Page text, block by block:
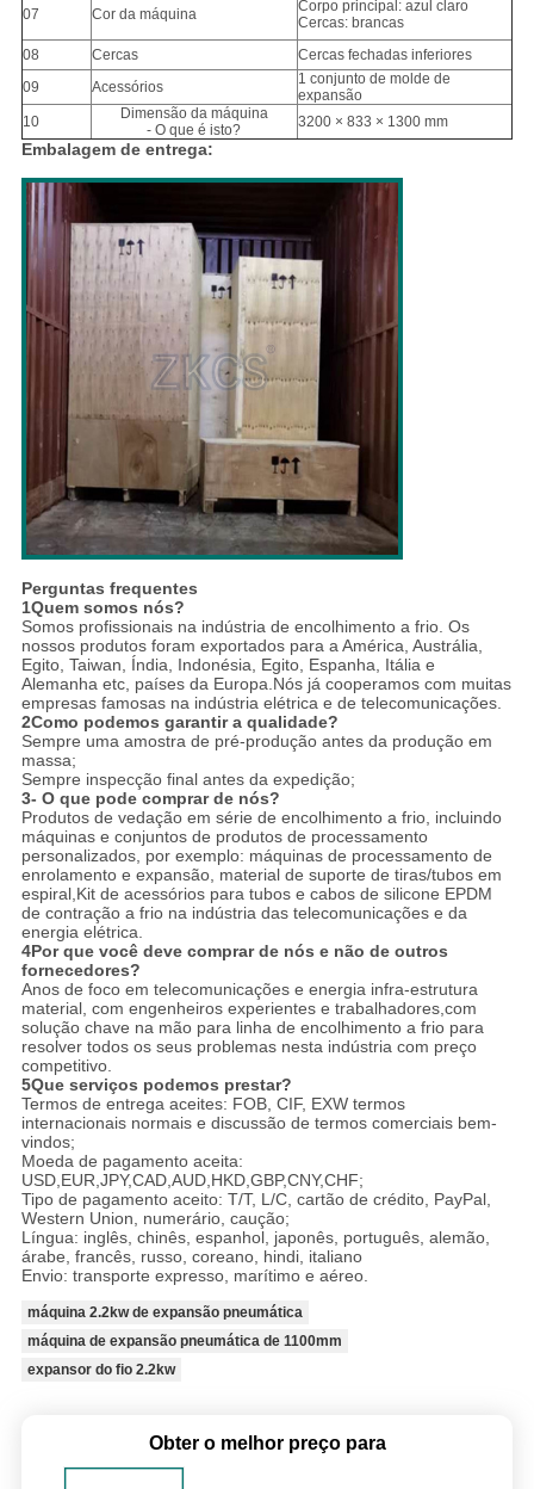
07 Cor da máquina
Corpo principal: azul claro
Cercas: brancas
08
Cercas
Cercas fechadas inferiores
09
Acessórios
1 conjunto de molde de
expansão
10
Dimensão da máquina
- O que é isto?
3200 × 833 × 1300 mm
Embalagem de entrega:
Perguntas frequentes
1Quem somos nós?
Somos profissionais na indústria de encolhimento a frio. Os
nossos produtos foram exportados para a América, Austrália,
Egito, Taiwan, Índia, Indonésia, Egito, Espanha, Itália e
Alemanha etc, países da Europa.Nós já cooperamos com muitas
empresas famosas na indústria elétrica e de telecomunicações.
2Como podemos garantir a qualidade?
Sempre uma amostra de pré-produção antes da produção em
massa;
Sempre inspecção final antes da expedição;
3- O que pode comprar de nós?
Produtos de vedação em série de encolhimento a frio, incluindo
máquinas e conjuntos de produtos de processamento
personalizados, por exemplo: máquinas de processamento de
enrolamento e expansão, material de suporte de tiras/tubos em
espiral,Kit de acessórios para tubos e cabos de silicone EPDM
de contração a frio na indústria das telecomunicações e da
energia elétrica.
4Por que você deve comprar de nós e não de outros
fornecedores?
Anos de foco em telecomunicações e energia infra-estrutura
material, com engenheiros experientes e trabalhadores,com
solução chave na mão para linha de encolhimento a frio para
resolver todos os seus problemas nesta indústria com preço
competitivo.
5Que serviços podemos prestar?
Termos de entrega aceites: FOB, CIF, EXW termos
internacionais normais e discussão de termos comerciais bem-
vindos;
Moeda de pagamento aceita:
USD,EUR,JPY,CAD,AUD,HKD,GBP,CNY,CHF;
Tipo de pagamento aceito: T/T, L/C, cartão de crédito, PayPal,
Western Union, numerário, caução;
Língua: inglês, chinês, espanhol, japonês, português, alemão,
árabe, francês, russo, coreano, hindi, italiano
Envio: transporte expresso, marítimo e aéreo.
máquina 2.2kw de expansão pneumática
máquina de expansão pneumática de 1100mm
expansor do fio 2.2kw
Obter o melhor preço para